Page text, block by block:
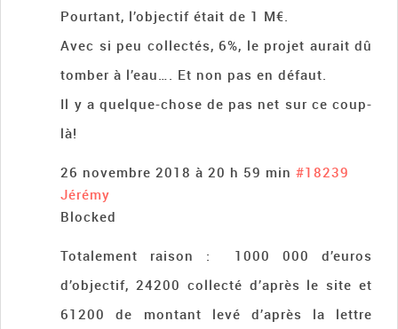
Pourtant, l’objectif était de 1 M€.
Avec si peu collectés, 6%, le projet aurait dû
tomber à l’eau…. Et non pas en défaut.
Il y a quelque-chose de pas net sur ce coup-
là!
26 novembre 2018 à 20 h 59 min #18239
Jérémy
Blocked
Totalement raison : 1000 000 d’euros
d’objectif, 24200 collecté d’après le site et
61200 de montant levé d’après la lettre